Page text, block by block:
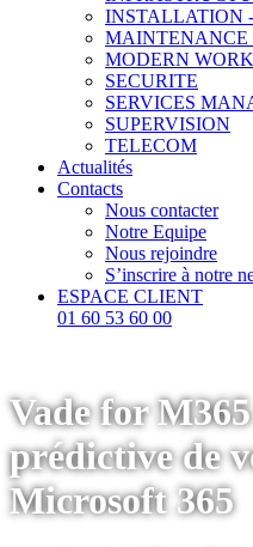
INSTALLATION
MAINTENANCE
MODERN
SECURITE
SERVICES
SUPERVISION
TELECOM
Actualités
Contacts
Nous contacter
Notre Equipe
Nous rejoindre
S’inscrire à notre
ESPACE CLIENT
01 60 53 60 00
Vade for
prédictive de
Microsoft 365